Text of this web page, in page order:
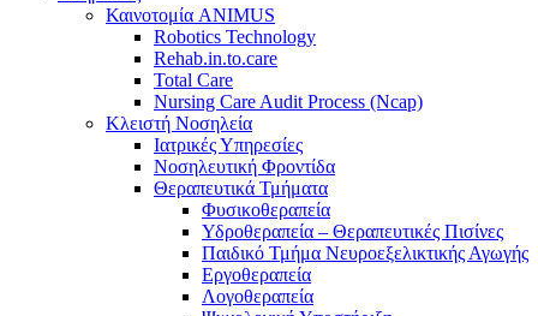
Καινοτομία ANIMUS
Robotics Technology
Rehab.in.to.care
Total Care
Nursing Care Audit Process (Ncap)
Κλειστή Νοσηλεία
Ιατρικές Υπηρεσίες
Νοσηλευτική Φροντίδα
Θεραπευτικά Τμήματα
Φυσικοθεραπεία
Υδροθεραπεία – Θεραπευτικές Πισίνες
Παιδικό Τμήμα Νευροεξελικτικής Αγωγής
Εργοθεραπεία
Λογοθεραπεία